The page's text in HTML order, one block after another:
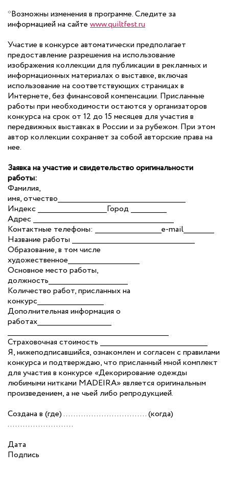
*Возможны изменения в программе. Следите за
информацией на сайте www.quiltfest.ru
Участие в конкурсе автоматически предполагает
предоставление разрешения на использование
изображения коллекции для публикации в рекламных и
информационных материалах о выставке, включая
использование на соответствующих страницах в
Интернете, без финансовой компенсации. Присланные
работы при необходимости остаются у организаторов
конкурса на срок от 12 до 15 месяцев для участия в
передвижных выставках в России и за рубежом. При этом
автор коллекции сохраняет за собой авторские права на
нее.
Заявка на участие и свидетельство оригинальности
работы:
Фамилия,
имя, отчество__________________________________________________
Индекс ___________________________Город ______________
Адрес _______________________________________________________
Контактные телефоны: __________________________e-mail____________
Название работы ________________________________________________
Образование, в том числе
художественное____________________________
Основное место работы,
должность_______________________________
Количество работ, присланных на
конкурс__________________________
Дополнительная информация о
работах_____________________________
Страховочная стоимость __________________________________________
Я, нижеподписавшийся, ознакомлен и согласен с правилами
конкурса и подтверждаю, что присланный мной комплект
для участия в конкурсе «Декорирование одежды
любимыми нитками MADEIRA» является оригинальным
произведением, а не чьей либо репродукцией.
Создана в (где) ………………………. . . . . . (когда)
……………………..
Дата
Подпись